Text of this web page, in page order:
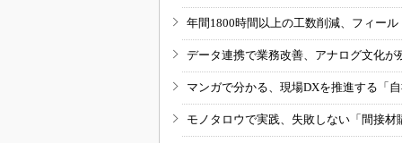
年間1800時間以上の工数削減、フィー
データ連携で業務改善、アナログ文化
マンガで分かる、現場DXを推進する「
モノタロウで実践、失敗しない「間接材